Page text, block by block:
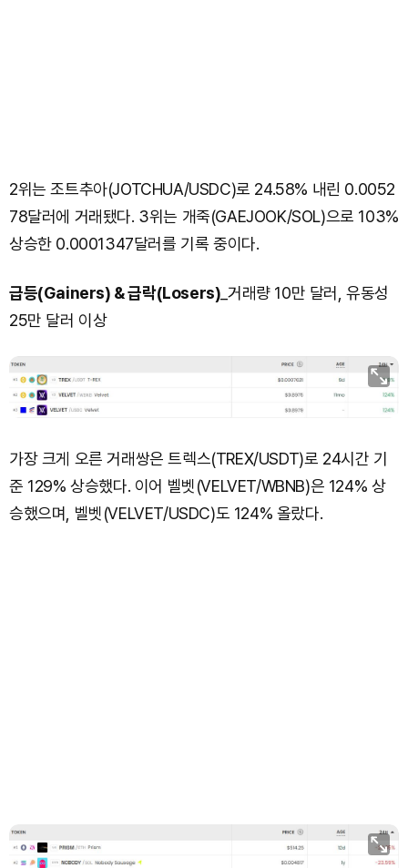
2위는 조트추아(JOTCHUA/USDC)로 24.58% 내린 0.0052
78달러에 거래됐다. 3위는 개죽(GAEJOOK/SOL)으로 103%
상승한 0.0001347달러를 기록 중이다.
급등(Gainers) & 급락(Losers) _거래량 10만 달러, 유동성
25만 달러 이상
가장 크게 오른 거래쌍은 트렉스(TREX/USDT)로 24시간 기
준 129% 상승했다. 이어 벨벳(VELVET/WBNB)은 124% 상
승했으며, 벨벳(VELVET/USDC)도 124% 올랐다.